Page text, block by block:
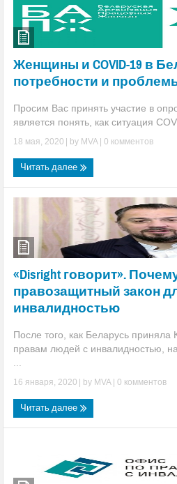
Женщины и COVID-19 в
потребности и
Просим Вас принять участие в
является понять, как ситуация
18 мая, 2020 | by MVA 0 комментов
Читать далее
«Disright говорит».
правозащитный закон
инвалидностью
После того, как Беларусь
правам людей с инвалидностью,
...
16 января, 2020 | by MVA 0 комментов
Читать далее